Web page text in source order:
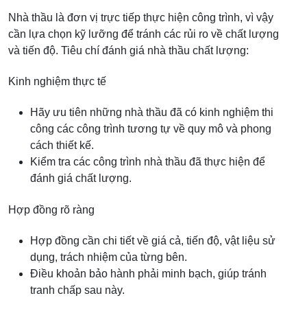
Nhà thầu là đơn vị trực tiếp thực hiện công trình, vì vậy
cần lựa chọn kỹ lưỡng để tránh các rủi ro về chất lượng
và tiến độ. Tiêu chí đánh giá nhà thầu chất lượng:
Kinh nghiệm thực tế
Hãy ưu tiên những nhà thầu đã có kinh nghiệm thi
công các công trình tương tự về quy mô và phong
cách thiết kế.
Kiểm tra các công trình nhà thầu đã thực hiện để
đánh giá chất lượng.
Hợp đồng rõ ràng
Hợp đồng cần chi tiết về giá cả, tiến độ, vật liệu sử
dụng, trách nhiệm của từng bên.
Điều khoản bảo hành phải minh bạch, giúp tránh
tranh chấp sau này.